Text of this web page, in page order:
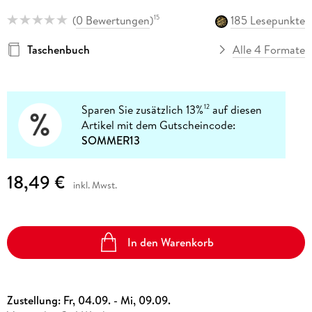
(0 Bewertungen)15
185 Lesepunkte
Taschenbuch
Alle 4 Formate
Sparen Sie zusätzlich 13%12 auf diesen
Artikel mit dem Gutscheincode:
SOMMER13
18,49 € inkl. Mwst.
In den Warenkorb
Zustellung: Fr, 04.09. - Mi, 09.09.